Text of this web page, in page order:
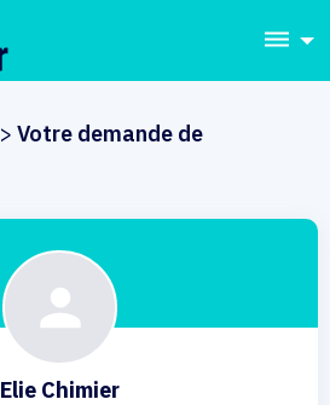
dehaze
> Votre demande de
Elie Chimier